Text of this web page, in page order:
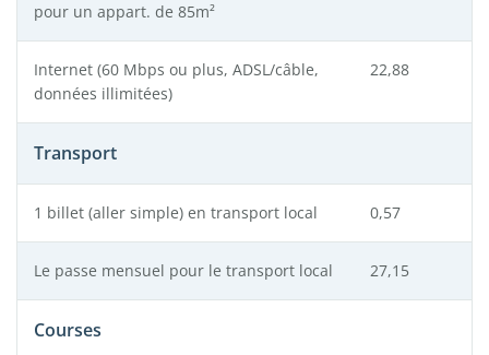
pour un appart. de 85m²
Internet (60 Mbps ou plus, ADSL/câble,
données illimitées)
22,88
Transport
1 billet (aller simple) en transport local 0,57
Le passe mensuel pour le transport local 27,15
Courses